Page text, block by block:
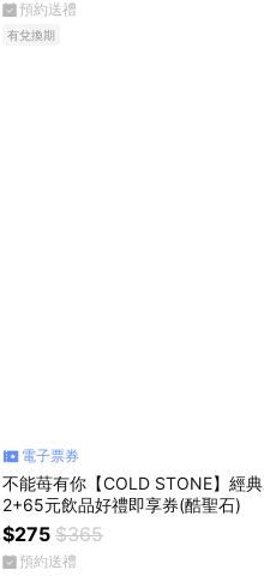
預約送禮
有兌換期
電子票券
不能苺有你【COLD STONE】經
2+65元飲品好禮即享券(酷聖石)
$275 $365
預約送禮